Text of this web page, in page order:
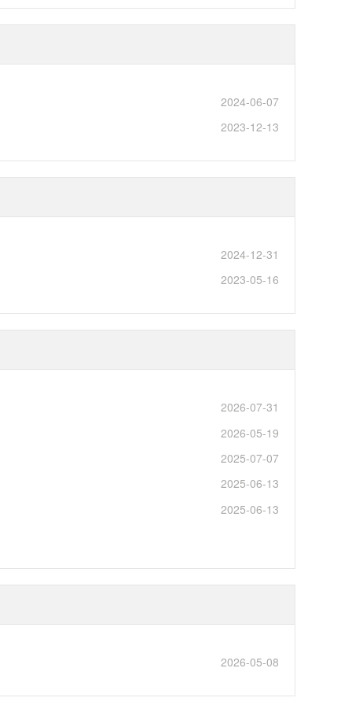
2024-06-07
2023-12-13
2024-12-31
2023-05-16
2026-07-31
2026-05-19
2025-07-07
2025-06-13
2025-06-13
2026-05-08